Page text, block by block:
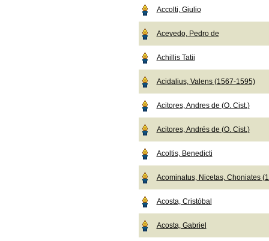
Accolti, Giulio
Acevedo, Pedro de
Achillis Tatii
Acidalius, Valens (1567-1595)
Acitores, Andres de (O. Cist.)
Acitores, Andrés de (O. Cist.)
Acoltis, Benedicti
Acominatus, Nicetas, Choniates
Acosta, Cristóbal
Acosta, Gabriel